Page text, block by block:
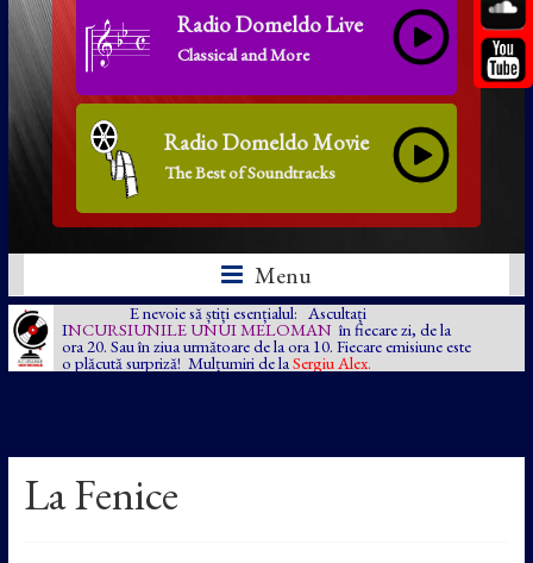
Radio Domeldo Live
Classical and More
Radio Domeldo Movie
The Best of Soundtracks
Menu
E nevoie să știți esențialul: Ascultați
INCURSIUNILE UNUI MELOMAN în fiecare zi, de la
ora 20. Sau în ziua următoare de la ora 10. Fiecare emisiune este
o plăcută surpriză! Mulțumiri de la Sergiu Alex.
La Fenice